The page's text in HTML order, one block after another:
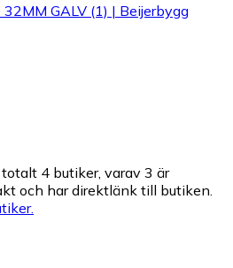
GALV (1) | Beijerbygg
4 butiker, varav 3 är
och har direktlänk till butiken.